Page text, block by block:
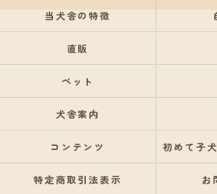
当犬舎の特徴
直販
ペット
犬舎案内
コンテンツ 初めて子
特定商取引法表示 お